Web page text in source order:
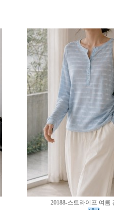
20188-스트라이프 여름